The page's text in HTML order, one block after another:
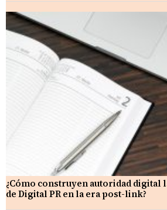
¿Cómo construyen autoridad digital
de Digital PR en la era post-link?